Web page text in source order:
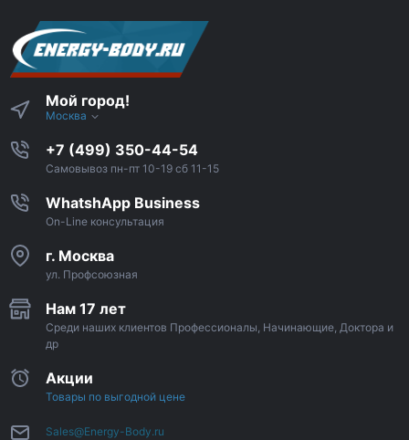
Мой город!
Москва
+7 (499) 350-44-54
Самовывоз пн-пт 10-19 сб 11-15
WhatshApp Business
On-Line консультация
г. Москва
ул. Профсоюзная
Нам 17 лет
Среди наших клиентов Профессионалы, Начинающие, Доктора и
др
Акции
Товары по выгодной цене
Sales@Energy-Body.ru